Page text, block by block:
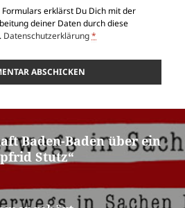
erklärst Du Dich mit der
deiner Daten durch diese
Datenschutzerklärung *
Baden-Baden über ein
Stutz“